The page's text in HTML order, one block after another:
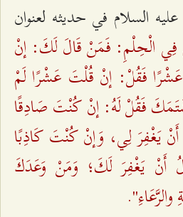
السلام في حديثه لعنوان
فِي الْحِلْمِ: فَمَنْ قَالَ لَكَ: إنْ
فَقُلْ: إنْ قُلْتَ عَشْرًا لَمْ
فَقُلْ لَهُ: إنْ كُنْتَ صَادِقًا
أَنْ يَغْفِرَ لِي، وَإنْ كُنْتَ كَاذِبًا
أَنْ يَغْفِرَ لَكَ‌؛ وَمَنْ وَعَدَكَ